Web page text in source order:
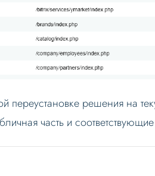
переустановке решения на
часть и